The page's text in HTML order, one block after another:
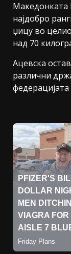
Македонката
најдобро
џицу во
над 70
Ацевска
различни